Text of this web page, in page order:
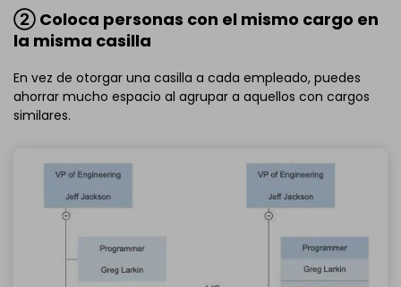
② Coloca personas con el mismo cargo en
la misma casilla
En vez de otorgar una casilla a cada empleado, puedes
ahorrar mucho espacio al agrupar a aquellos con cargos
similares.